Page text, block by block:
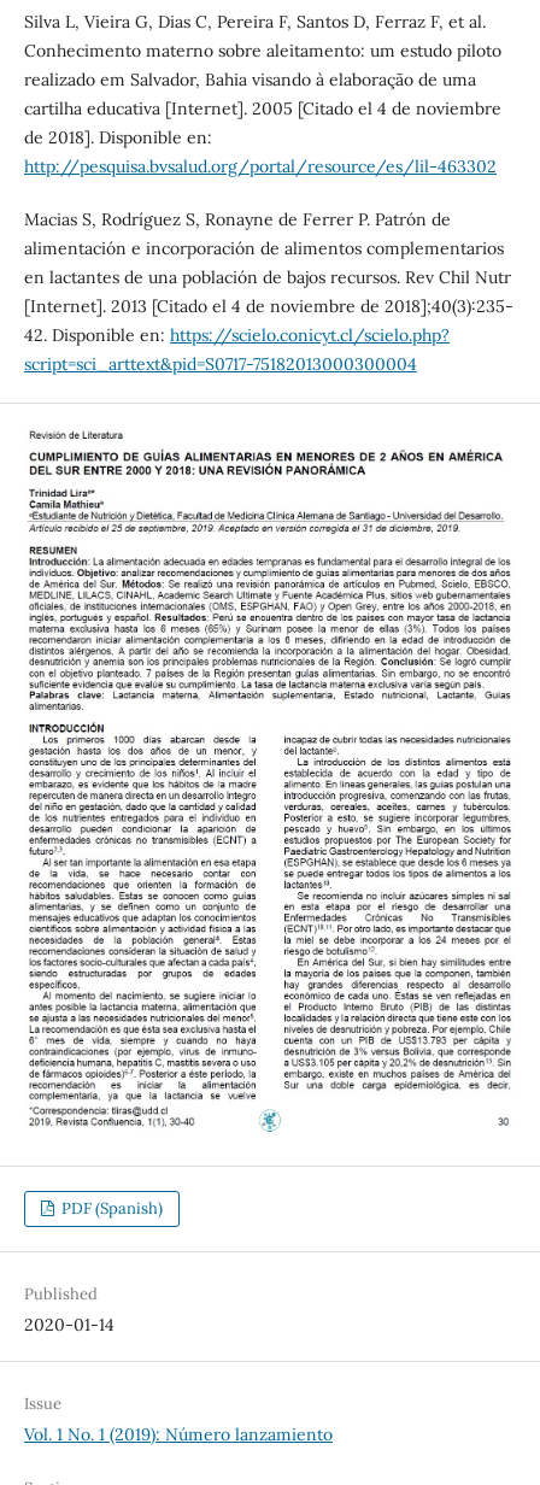
Silva L, Vieira G, Dias C, Pereira F, Santos D, Ferraz F, et al.
Conhecimento materno sobre aleitamento: um estudo piloto
realizado em Salvador, Bahia visando à elaboração de uma
cartilha educativa [Internet]. 2005 [Citado el 4 de noviembre
de 2018]. Disponible en:
http://pesquisa.bvsalud.org/portal/resource/es/lil-463302
Macias S, Rodríguez S, Ronayne de Ferrer P. Patrón de
alimentación e incorporación de alimentos complementarios
en lactantes de una población de bajos recursos. Rev Chil Nutr
[Internet]. 2013 [Citado el 4 de noviembre de 2018];40(3):235-
42. Disponible en: https://scielo.conicyt.cl/scielo.php?
script=sci_arttext&pid=S0717-75182013000300004
PDF (Spanish)
Published
2020-01-14
Issue
Vol. 1 No. 1 (2019): Número lanzamiento